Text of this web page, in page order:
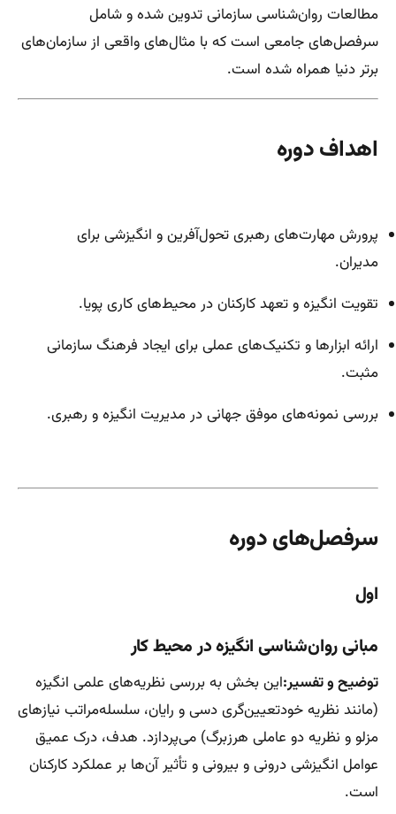
مطالعات روان‌شناسی سازمانی تدوین شده و شامل
سرفصل‌های جامعی است که با مثال‌های واقعی از سازمان‌های
برتر دنیا همراه شده است.
اهداف دوره
پرورش مهارت‌های رهبری تحول‌آفرین و انگیزشی برای
مدیران.
تقویت انگیزه و تعهد کارکنان در محیط‌های کاری پویا.
ارائه ابزارها و تکنیک‌های عملی برای ایجاد فرهنگ سازمانی
مثبت.
بررسی نمونه‌های موفق جهانی در مدیریت انگیزه و رهبری.
سرفصل‌های دوره
اول
مبانی روان‌شناسی انگیزه در محیط کار
توضیح و تفسیر:این بخش به بررسی نظریه‌های علمی انگیزه
(مانند نظریه خودتعیین‌گری دسی و رایان، سلسله‌مراتب نیازهای
مزلو و نظریه دو عاملی هرزبرگ) می‌پردازد. هدف، درک عمیق
عوامل انگیزشی درونی و بیرونی و تأثیر آن‌ها بر عملکرد کارکنان
است.